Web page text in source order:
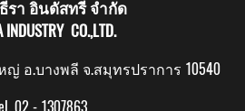
รา อินดัสทรี จำกัด
INDUSTRY CO.,LTD.
อ.บางพลี จ.สมุทรปราการ 10540
02 - 1307863